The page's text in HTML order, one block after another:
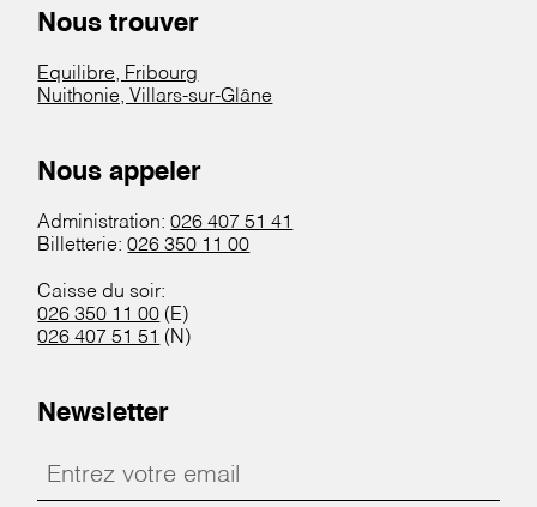
Nous trouver
Equilibre, Fribourg
Nuithonie, Villars-sur-Glâne
Nous appeler
Administration:026 407 51 41
Billetterie:026 350 11 00
Caisse du soir:
026 350 11 00 (E)
026 407 51 51 (N)
Newsletter